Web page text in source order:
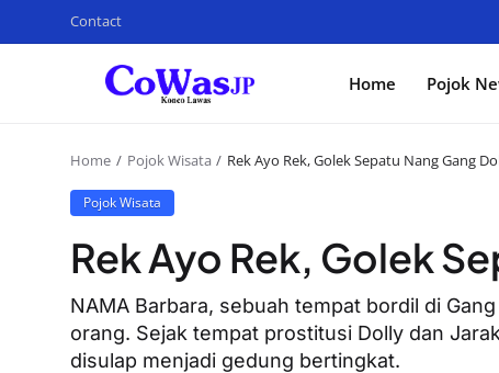
Contact
Home Pojok
Home Pojok Wisata Rek Ayo Rek, Golek Sepatu Nang Gang
Pojok Wisata
Rek Ayo Rek, Golek
NAMA Barbara, sebuah tempat bordil di
orang. Sejak tempat prostitusi Dolly dan
disulap menjadi gedung bertingkat.